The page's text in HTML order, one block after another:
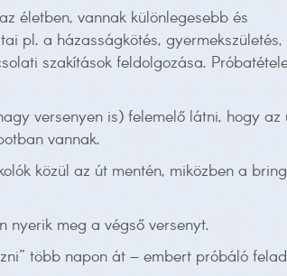
életben, vannak különlegesebb és
pl. a házasságkötés,
szakítások feldolgozása.
versenyen is) felemelő látni, hogy
vannak.
közül az út mentén, miközben a
nyerik meg a végső versenyt.
több napon át – embert próbáló